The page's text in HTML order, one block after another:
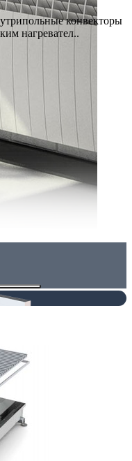
конвекторы
нагревател..